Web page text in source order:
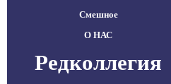
Смешное
О НАС
Редколлегия